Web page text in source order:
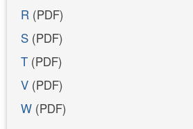
R (PDF)
S (PDF)
T (PDF)
V (PDF)
W (PDF)